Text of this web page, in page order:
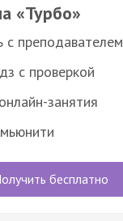
«Турбо»
с преподавателем
с проверкой
занятия
бесплатно